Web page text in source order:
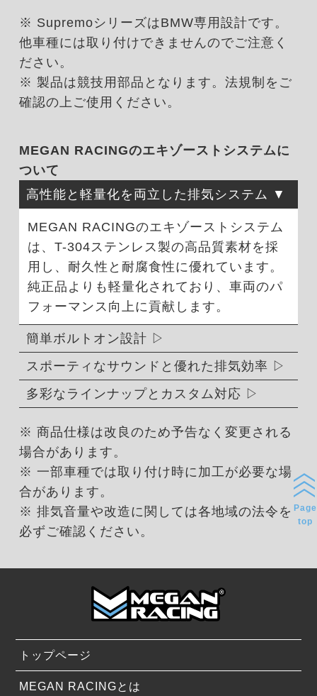
※ SupremoシリーズはBMW専用設計です。
他車種には取り付けできませんのでご注意く
ださい。
※ 製品は競技用部品となります。法規制をご
確認の上ご使用ください。
MEGAN RACINGのエキゾーストシステムに
ついて
高性能と軽量化を両立した排気システム
MEGAN RACINGのエキゾーストシステム
は、T-304ステンレス製の高品質素材を採
用し、耐久性と耐腐食性に優れています。
純正品よりも軽量化されており、車両のパ
フォーマンス向上に貢献します。
簡単ボルトオン設計
スポーティなサウンドと優れた排気効率
多彩なラインナップとカスタム対応
※ 商品仕様は改良のため予告なく変更される
場合があります。
※ 一部車種では取り付け時に加工が必要な場
合があります。
※ 排気音量や改造に関しては各地域の法令を
必ずご確認ください。
トップページ
MEGAN RACINGとは
Page
top